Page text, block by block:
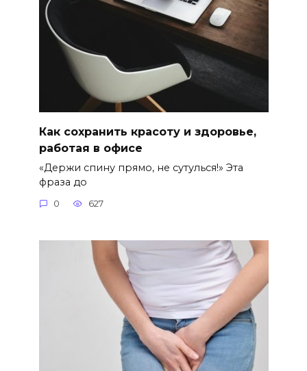
Как сохранить красоту и здоровье,
работая в офисе
«Держи спину прямо, не сутулься!» Эта
фраза до
0 627